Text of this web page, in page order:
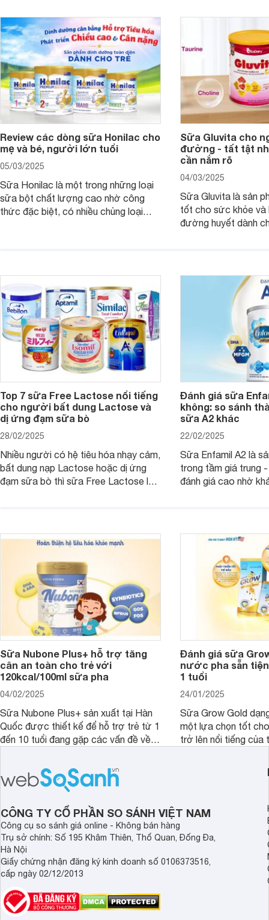
Review các dòng sữa Honilac cho
mẹ và bé, người lớn tuổi
05/03/2025
Sữa Honilac là một trong những loại
sữa bột chất lượng cao nhờ công
thức đặc biệt, có nhiều chủng loại
Sữa Gluvita cho
đường - tất tật
cần nắm rõ
04/03/2025
Sữa Gluvita là sản
tốt cho sức khỏe và
đường huyết dành
thể gì, hãy cùng
hiểu ngay trong bài
Top 7 sữa Free Lactose nổi tiếng
cho người bất dung Lactose và
dị ứng đạm sữa bò
28/02/2025
Nhiều người có hệ tiêu hóa nhạy cảm,
bất dung nạp Lactose hoặc dị ứng
đạm sữa bò thì sữa Free Lactose là
người lớn, giúp giải quyết tình trạng rối
loạn tiêu hóa, hấp thu dễ dàng hơn.
Đánh giá sữa
không: so sánh
sữa A2 khác
22/02/2025
Sữa Enfamil A2 là
trong tầm giá trung
đánh giá cao nhờ
dưỡng toàn diện
Sữa Nubone Plus+ hỗ trợ tăng
cân an toàn cho trẻ với
120kcal/100ml sữa pha
04/02/2025
Sữa Nubone Plus+ sản xuất tại Hàn
Quốc được thiết kế để hỗ trợ trẻ từ 1
đến 10 tuổi đang gặp các vấn đề về
dinh dưỡng. Sản phẩm đến từ thương
hiệu Lotte đứng số 1 Hàn Quốc, với
mức giá thành ổn phù hợp với người
dùng Việt.
Đánh giá sữa
nước pha sẵn
1 tuổi
24/01/2025
Sữa Grow Gold
một lựa chọn tốt
trở lên nổi tiếng của
Malaysia. Với thành
đầy đủ và hương vị
thể chất mà còn hỗ
giác.
CÔNG TY CỔ PHẦN SO SÁNH VIỆT NAM
Công cụ so sánh giá online - Không bán hàng
Trụ sở chính: Số 195 Khâm Thiên, Thổ Quan, Đống Đa,
Hà Nội
Giấy chứng nhận đăng ký kinh doanh số 0106373516,
cấp ngày 02/12/2013